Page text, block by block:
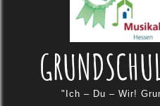
"Ich – Du – Wir!